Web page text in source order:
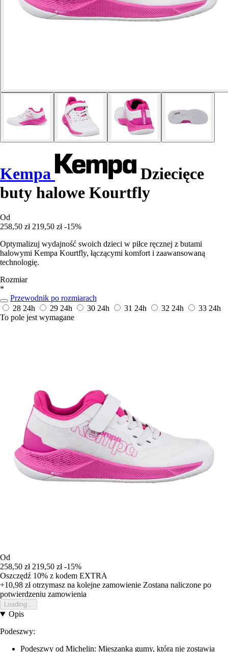
Kempa
Dziecięce
buty halowe Kourtfly
Od
258,50 zł 219,50 zł -15%
Optymalizuj wydajność swoich dzieci w piłce ręcznej z butami
halowymi Kempa Kourtfly, łączącymi komfort i zaawansowaną
technologię.
Rozmiar
*
Przewodnik po rozmiarach
28 24h 29 24h 30 24h 31 24h 32 24h 33 24h
To pole jest wymagane
Od
258,50 zł 219,50 zł -15%
Oszczędź 10% z kodem EXTRA
+10,98 złotrzymasz na kolejne zamowienie Zostana naliczone po
potwierdzeniu zamowienia
Loading...
Opis
Podeszwy:
Podeszwy od Michelin: Mieszanka gumy, która nie zostawia